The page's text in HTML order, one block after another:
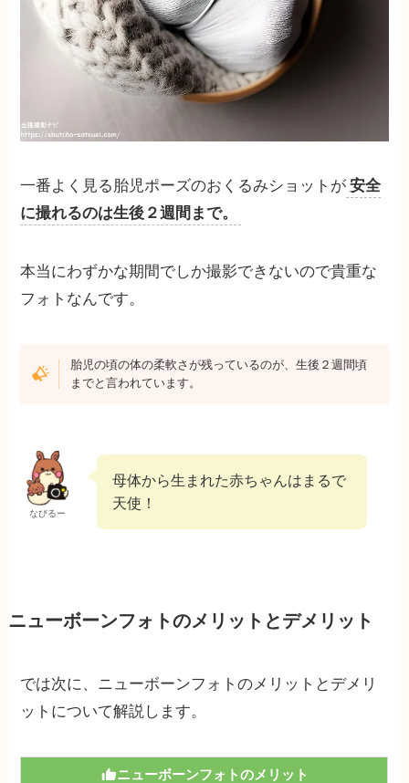
一番よく見る胎児ポーズのおくるみショットが 安全
に撮れるのは生後２週間まで。
本当にわずかな期間でしか撮影できないので貴重な
フォトなんです。
胎児の頃の体の柔軟さが残っているのが、生後２週間頃
までと言われています。
なびるー
母体から生まれた赤ちゃんはまるで
天使！
ニューボーンフォトのメリットとデメリット
では次に、ニューボーンフォトのメリットとデメリ
ットについて解説します。
ニューボーンフォトのメリット